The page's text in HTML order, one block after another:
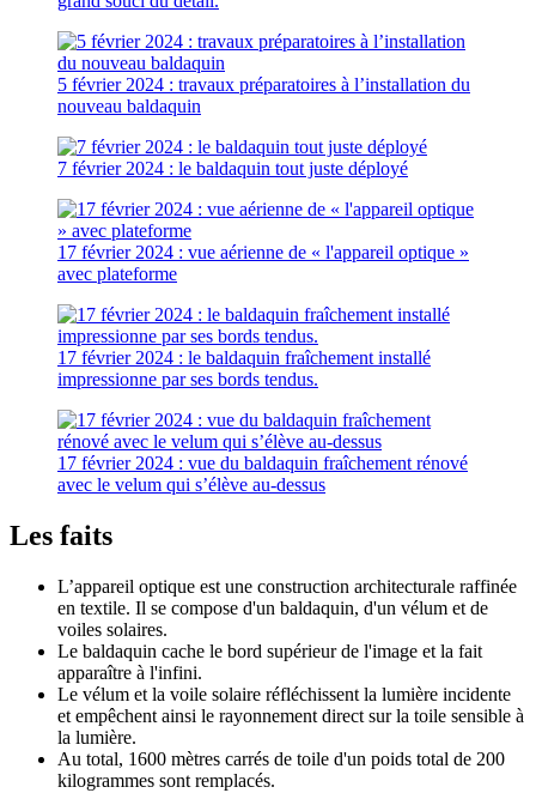
5 février 2024 : travaux préparatoires à l’installation du
nouveau baldaquin
7 février 2024 : le baldaquin tout juste déployé
17 février 2024 : vue aérienne de « l'appareil optique »
avec plateforme
17 février 2024 : le baldaquin fraîchement installé
impressionne par ses bords tendus.
17 février 2024 : vue du baldaquin fraîchement rénové
avec le velum qui s’élève au-dessus
Les faits
L’appareil optique est une construction architecturale raffinée
en textile. Il se compose d'un baldaquin, d'un vélum et de
voiles solaires.
Le baldaquin cache le bord supérieur de l'image et la fait
apparaître à l'infini.
Le vélum et la voile solaire réfléchissent la lumière incidente
et empêchent ainsi le rayonnement direct sur la toile sensible à
la lumière.
Au total, 1600 mètres carrés de toile d'un poids total de 200
kilogrammes sont remplacés.